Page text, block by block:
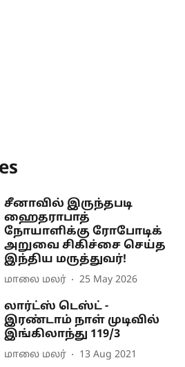
சீனாவில் இருந்தபடி
ஹைதராபாத்
நோயாளிக்கு ரோபோடிக்
அறுவை சிகிச்சை செய்த
இந்திய மருத்துவர்!
மாலை மலர் 25 May 2026
லார்ட்ஸ் டெஸ்ட் -
இரண்டாம் நாள் முடிவில்
இங்கிலாந்து 119/3
மாலை மலர் 13 Aug 2021